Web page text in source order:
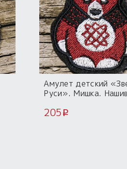
Амулет детский
Руси». Мишка.
205 i